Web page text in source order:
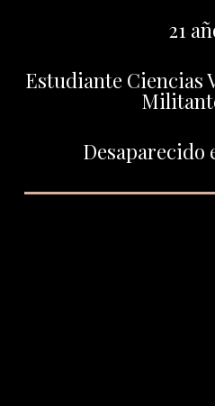
21
Estudiante Ciencias
Desaparecido